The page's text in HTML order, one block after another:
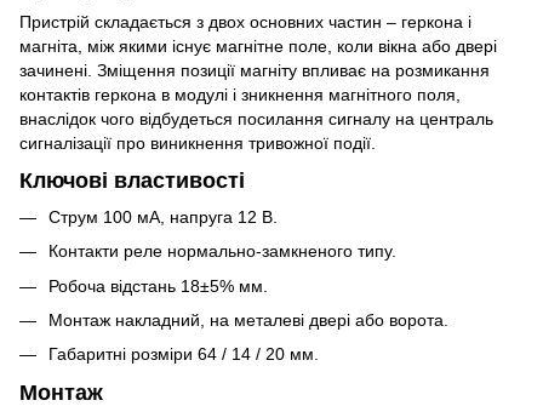
Пристрій складається з двох основних частин – геркона і
магніта, між якими існує магнітне поле, коли вікна або двері
зачинені. Зміщення позиції магніту впливає на розмикання
контактів геркона в модулі і зникнення магнітного поля,
внаслідок чого відбудеться посилання сигналу на централь
сигналізації про виникнення тривожної події.
Ключові властивості
Струм 100 мА, напруга 12 В.
Контакти реле нормально-замкненого типу.
Робоча відстань 18±5% мм.
Монтаж накладний, на металеві двері або ворота.
Габаритні розміри 64 / 14 / 20 мм.
Монтаж